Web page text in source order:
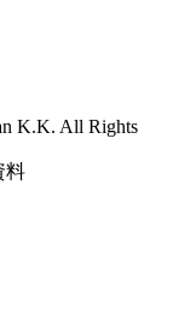
K.K. All Rights
料